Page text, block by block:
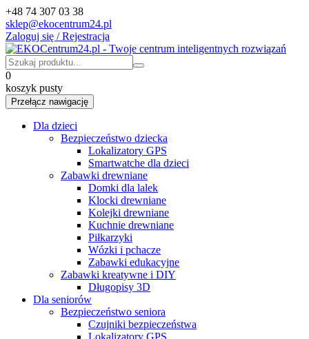
+48 74 307 03 38
sklep@ekocentrum24.pl
Zaloguj się / Rejestracja
0
koszyk pusty
Przełącz nawigację
Dla dzieci
Bezpieczeństwo dziecka
Lokalizatory GPS
Smartwatche dla dzieci
Zabawki drewniane
Domki dla lalek
Klocki drewniane
Kolejki drewniane
Kuchnie drewniane
Piłkarzyki
Wózki i pchacze
Zabawki edukacyjne
Zabawki kreatywne i DIY
Długopisy 3D
Dla seniorów
Bezpieczeństwo seniora
Czujniki bezpieczeństwa
Lokalizatory GPS